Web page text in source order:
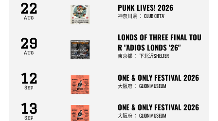
22
Aug
PUNK LIVES! 2026
神奈川県 ：CLUB CITTA’
29
Aug
LONDS OF THREE FINAL TOU
R "ADIOS LONDS '26"
東京都 ：下北沢SHELTER
12
Sep
ONE & ONLY FESTIVAL 2026
大阪府 ：GLION MUSEUM
13
Sep
ONE & ONLY FESTIVAL 2026
大阪府 ：GLION MUSEUM